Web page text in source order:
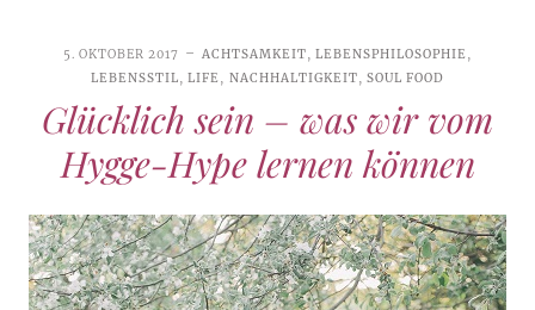
5. OKTOBER 2017 ACHTSAMKEIT,LEBENSPHILOSOPHIE,
LEBENSSTIL,LIFE, NACHHALTIGKEIT, SOUL FOOD
Glücklich sein – was wir vom
Hygge-Hype lernen können